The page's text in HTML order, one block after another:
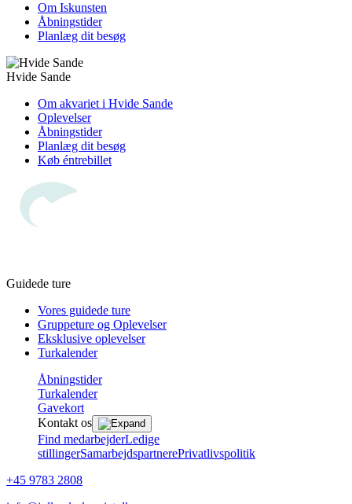
Om Iskunsten
Åbningstider
Planlæg dit besøg
Hvide Sande
Om akvariet i Hvide Sande
Oplevelser
Åbningstider
Planlæg dit besøg
Køb éntrebillet
Guidede ture
Vores guidede ture
Gruppeture og Oplevelser
Eksklusive oplevelser
Turkalender
Åbningstider
Turkalender
Gavekort
Kontakt os
Find medarbejderLedige
stillingerSamarbejdspartnerePrivatlivspolitik
+45 9783 2808